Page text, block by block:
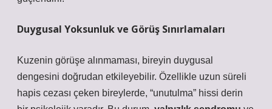
Duygusal Yoksunluk ve Görüş Sınırlamaları
Kuzenin görüşe alınmaması, bireyin duygusal
dengesini doğrudan etkileyebilir. Özellikle uzun süreli
hapis cezası çeken bireylerde, “unutulma” hissi derin